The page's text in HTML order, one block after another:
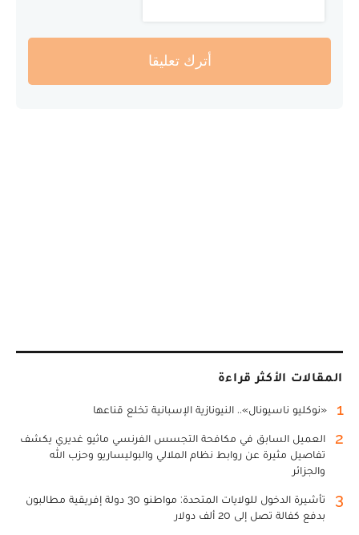
أترك تعليقا
المقالات الأكثر قراءة
1 «نوكليو ناسيونال».. النيونازية الإسبانية تخلع قناعها
2
العميل السابق في مكافحة التجسس الفرنسي ماثيو غديري يكشف
تفاصيل مثيرة عن روابط نظام الملالي والبوليساريو وحزب الله
والجزائر
3
تأشيرة الدخول للولايات المتحدة: مواطنو 30 دولة إفريقية مطالبون
بدفع كفالة تصل إلى 20 ألف دولار